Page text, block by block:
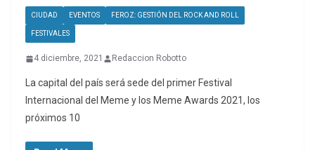
CIUDAD EVENTOS FEROZ: GESTIÓN DEL ROCK AND ROLL
FESTIVALES
4 diciembre, 2021 Redaccion Robotto
La capital del país será sede del primer Festival
Internacional del Meme y los Meme Awards 2021, los
próximos 10